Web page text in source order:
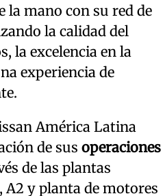
la mano con su red de
la calidad del
la excelencia en la
experiencia de
América Latina
de sus operaciones
de las plantas
A2 y planta de motores